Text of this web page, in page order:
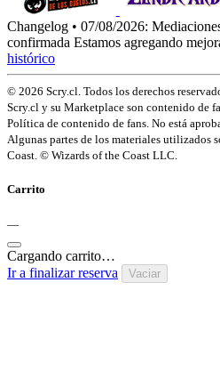
Changelog • 07/08/2026:
confirmada Estamos agregando
histórico
© 2026 Scry.cl. Todos los derechos
Scry.cl y su Marketplace son contenido de
Política de contenido de fans. No está
Algunas partes de los materiales utilizados
Coast. © Wizards of the Coast LLC.
Carrito
—
Cargando carrito…
Ir a finalizar reserva
Vaciar